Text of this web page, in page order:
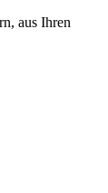
aus Ihren